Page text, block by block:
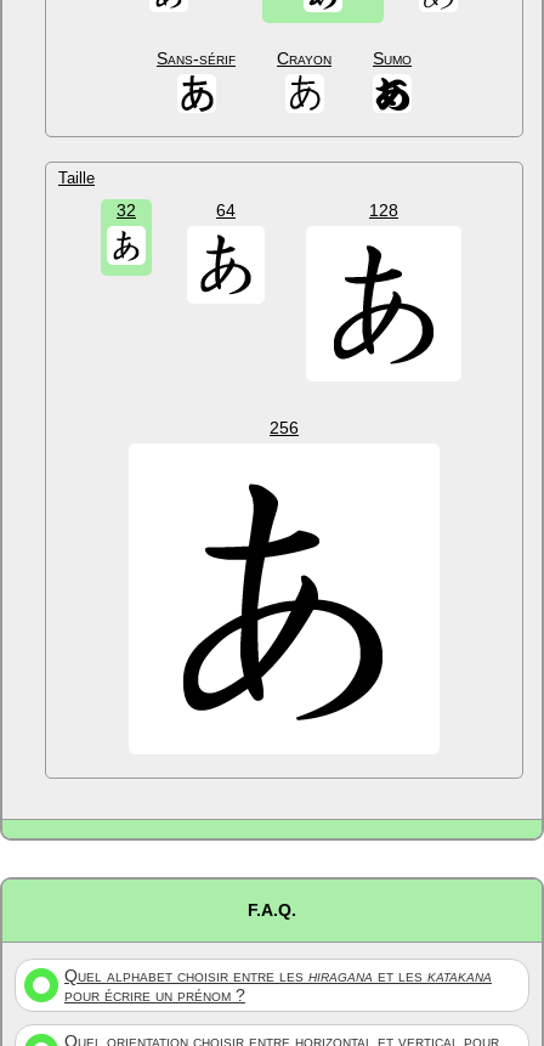
Sans-sérif Crayon Sumo
Taille
32 64 128
256
F.A.Q.
Quel alphabet choisir entre les hiragana et les katakana
pour écrire un prénom ?
Quel orientation choisir entre horizontal et vertical pour